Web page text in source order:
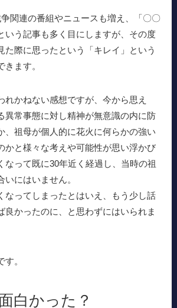
関連の番組やニュースも増え、「〇〇
いう記事も多く目にしますが、その度
た際に思ったという「キレイ」という
ます。
れかねない感想ですが、今から思え
異常事態に対し精神が無意識の内に防
、祖母が個人的に花火に何らかの強い
かと様々な考えや可能性が思い浮かび
なって既に30年近く経過し、当時の祖
にはいません。
なってしまったとはいえ、もう少し話
良かったのに、と思わずにはいられま
。
白かった？